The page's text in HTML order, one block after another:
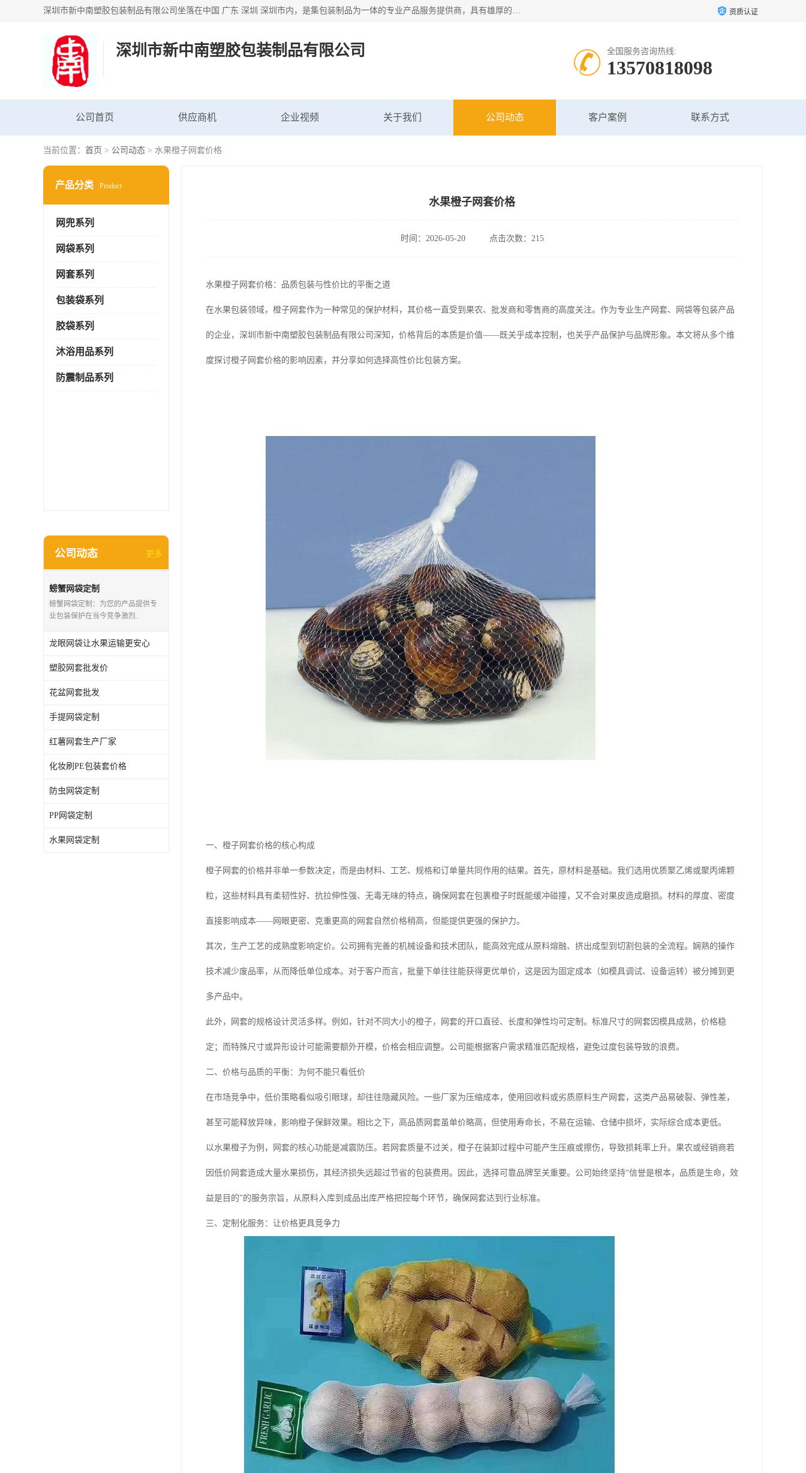
深圳市新中南塑胶包装制品有限公司坐落在中国 广东 深圳 深圳市内，是集包装制品为一体的专业产品服务提供商，具有雄厚的科研实力、技术实力和经济实力。主营网袋、网兜、网眼袋、网格袋、鱼丝网、尼龙网袋、网扣、网套等产品,大量批发,价格实惠。欢迎广大新老客户来电咨询价格、加盟、招商等服务。 资质认证
深圳市新中南塑胶包装制品有限公司 全国服务咨询热线:
13570818098
公司首页 供应商机 企业视频 关于我们 公司动态 客户案例 联系方式
当前位置： 首页 > 公司动态 > 水果橙子网套价格
产品分类 Product
网兜系列
网袋系列
网套系列
包装袋系列
胶袋系列
沐浴用品系列
防震制品系列
公司动态 更多
螃蟹网袋定制
螃蟹网袋定制：为您的产品提供专
业包装保护在当今竞争激烈..
龙眼网袋让水果运输更安心
塑胶网套批发价
花盆网套批发
手提网袋定制
红薯网套生产厂家
化妆刷PE包装套价格
防虫网袋定制
PP网袋定制
水果网袋定制
水果橙子网套价格
时间：2026-05-20 点击次数：215
水果橙子网套价格：品质包装与性价比的平衡之道
在水果包装领域，橙子网套作为一种常见的保护材料，其价格一直受到果农、批发商和零售商的高度关注。作为专业生产网套、网袋等包装产品
的企业，深圳市新中南塑胶包装制品有限公司深知，价格背后的本质是价值——既关乎成本控制，也关乎产品保护与品牌形象。本文将从多个维
度探讨橙子网套价格的影响因素，并分享如何选择高性价比包装方案。
一、橙子网套价格的核心构成
橙子网套的价格并非单一参数决定，而是由材料、工艺、规格和订单量共同作用的结果。首先，原材料是基础。我们选用优质聚乙烯或聚丙烯颗
粒，这些材料具有柔韧性好、抗拉伸性强、无毒无味的特点，确保网套在包裹橙子时既能缓冲碰撞，又不会对果皮造成磨损。材料的厚度、密度
直接影响成本——网眼更密、克重更高的网套自然价格稍高，但能提供更强的保护力。
其次，生产工艺的成熟度影响定价。公司拥有完善的机械设备和技术团队，能高效完成从原料熔融、挤出成型到切割包装的全流程。娴熟的操作
技术减少废品率，从而降低单位成本。对于客户而言，批量下单往往能获得更优单价，这是因为固定成本（如模具调试、设备运转）被分摊到更
多产品中。
此外，网套的规格设计灵活多样。例如，针对不同大小的橙子，网套的开口直径、长度和弹性均可定制。标准尺寸的网套因模具成熟，价格稳
定；而特殊尺寸或异形设计可能需要额外开模，价格会相应调整。公司能根据客户需求精准匹配规格，避免过度包装导致的浪费。
二、价格与品质的平衡：为何不能只看低价
在市场竞争中，低价策略看似吸引眼球，却往往隐藏风险。一些厂家为压缩成本，使用回收料或劣质原料生产网套，这类产品易破裂、弹性差，
甚至可能释放异味，影响橙子保鲜效果。相比之下，高品质网套虽单价略高，但使用寿命长，不易在运输、仓储中损坏，实际综合成本更低。
以水果橙子为例，网套的核心功能是减震防压。若网套质量不过关，橙子在装卸过程中可能产生压痕或擦伤，导致损耗率上升。果农或经销商若
因低价网套造成大量水果损伤，其经济损失远超过节省的包装费用。因此，选择可靠品牌至关重要。公司始终坚持“信誉是根本，品质是生命，效
益是目的”的服务宗旨，从原料入库到成品出库严格把控每个环节，确保网套达到行业标准。
三、定制化服务：让价格更具竞争力